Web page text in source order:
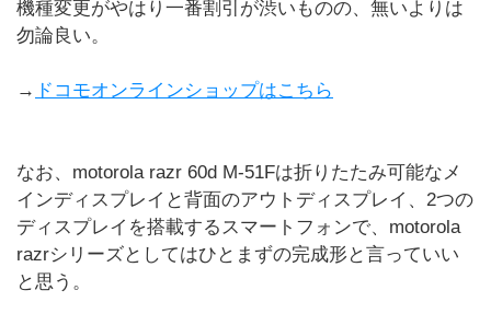
機種変更がやはり一番割引が渋いものの、無いよりは
勿論良い。
→ ドコモオンラインショップはこちら
なお、motorola razr 60d M-51Fは折りたたみ可能なメ
インディスプレイと背面のアウトディスプレイ、2つの
ディスプレイを搭載するスマートフォンで、motorola
razrシリーズとしてはひとまずの完成形と言っていい
と思う。